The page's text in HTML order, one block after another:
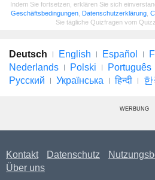
Indem Sie fortsetzen, erklären Sie sich
Geschäftsbedingungen Datenschutzerklärung
Sie tägliche Quizfragen vom
Deutsch English Español
Nederlands
Polski Português
Русский
Українська हिन्दी 한
WERBUNG
Kontakt Datenschutz
Über uns